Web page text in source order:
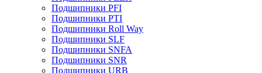
Подшипники PFI
Подшипники PTI
Подшипники Roll Way
Подшипники SLF
Подшипники SNFA
Подшипники SNR
Подшипники URB